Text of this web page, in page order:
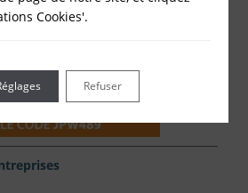
Cookies'.
Refuser